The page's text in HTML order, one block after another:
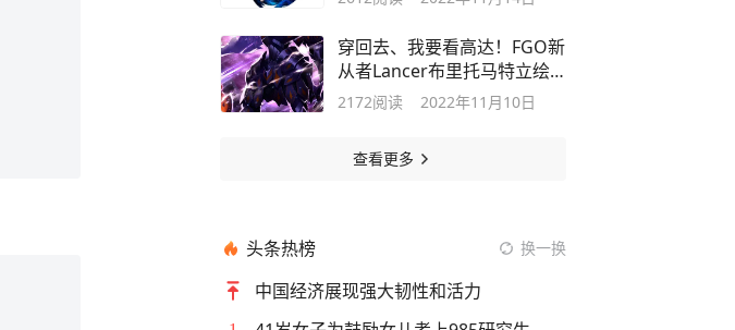
穿回去、我要看高达！FGO新
从者Lancer布里托马特立绘
卡图分享
2172阅读 2022年11月10日
查看更多
头条热榜 换一换
中国经济展现强大韧性和活力